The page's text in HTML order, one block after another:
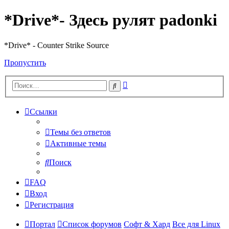
*Drive*- Здесь рулят padonki
*Drive* - Counter Strike Source
Пропустить
Поиск
Ссылки
Темы без ответов
Активные темы
Поиск
FAQ
Вход
Регистрация
Портал Список форумов Софт & Хард Все для Linux